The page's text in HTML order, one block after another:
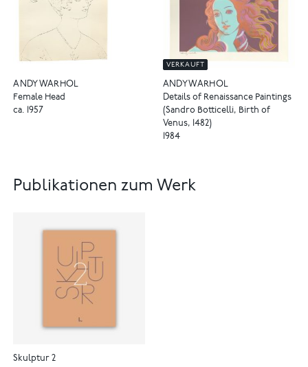
ANDY WARHOL
Female Head
ca. 1957
VERKAUFT
ANDY WARHOL
Details of Renaissance Paintings
(Sandro Botticelli, Birth of
Venus, 1482)
1984
Publikationen zum Werk
Skulptur 2